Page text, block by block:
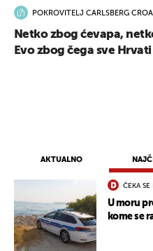
AKTUALNO
ČEKA
U moru
kome se
POKROVITELJ CARLSBERG
Netko zbog ćevapa,
Evo zbog čega sve